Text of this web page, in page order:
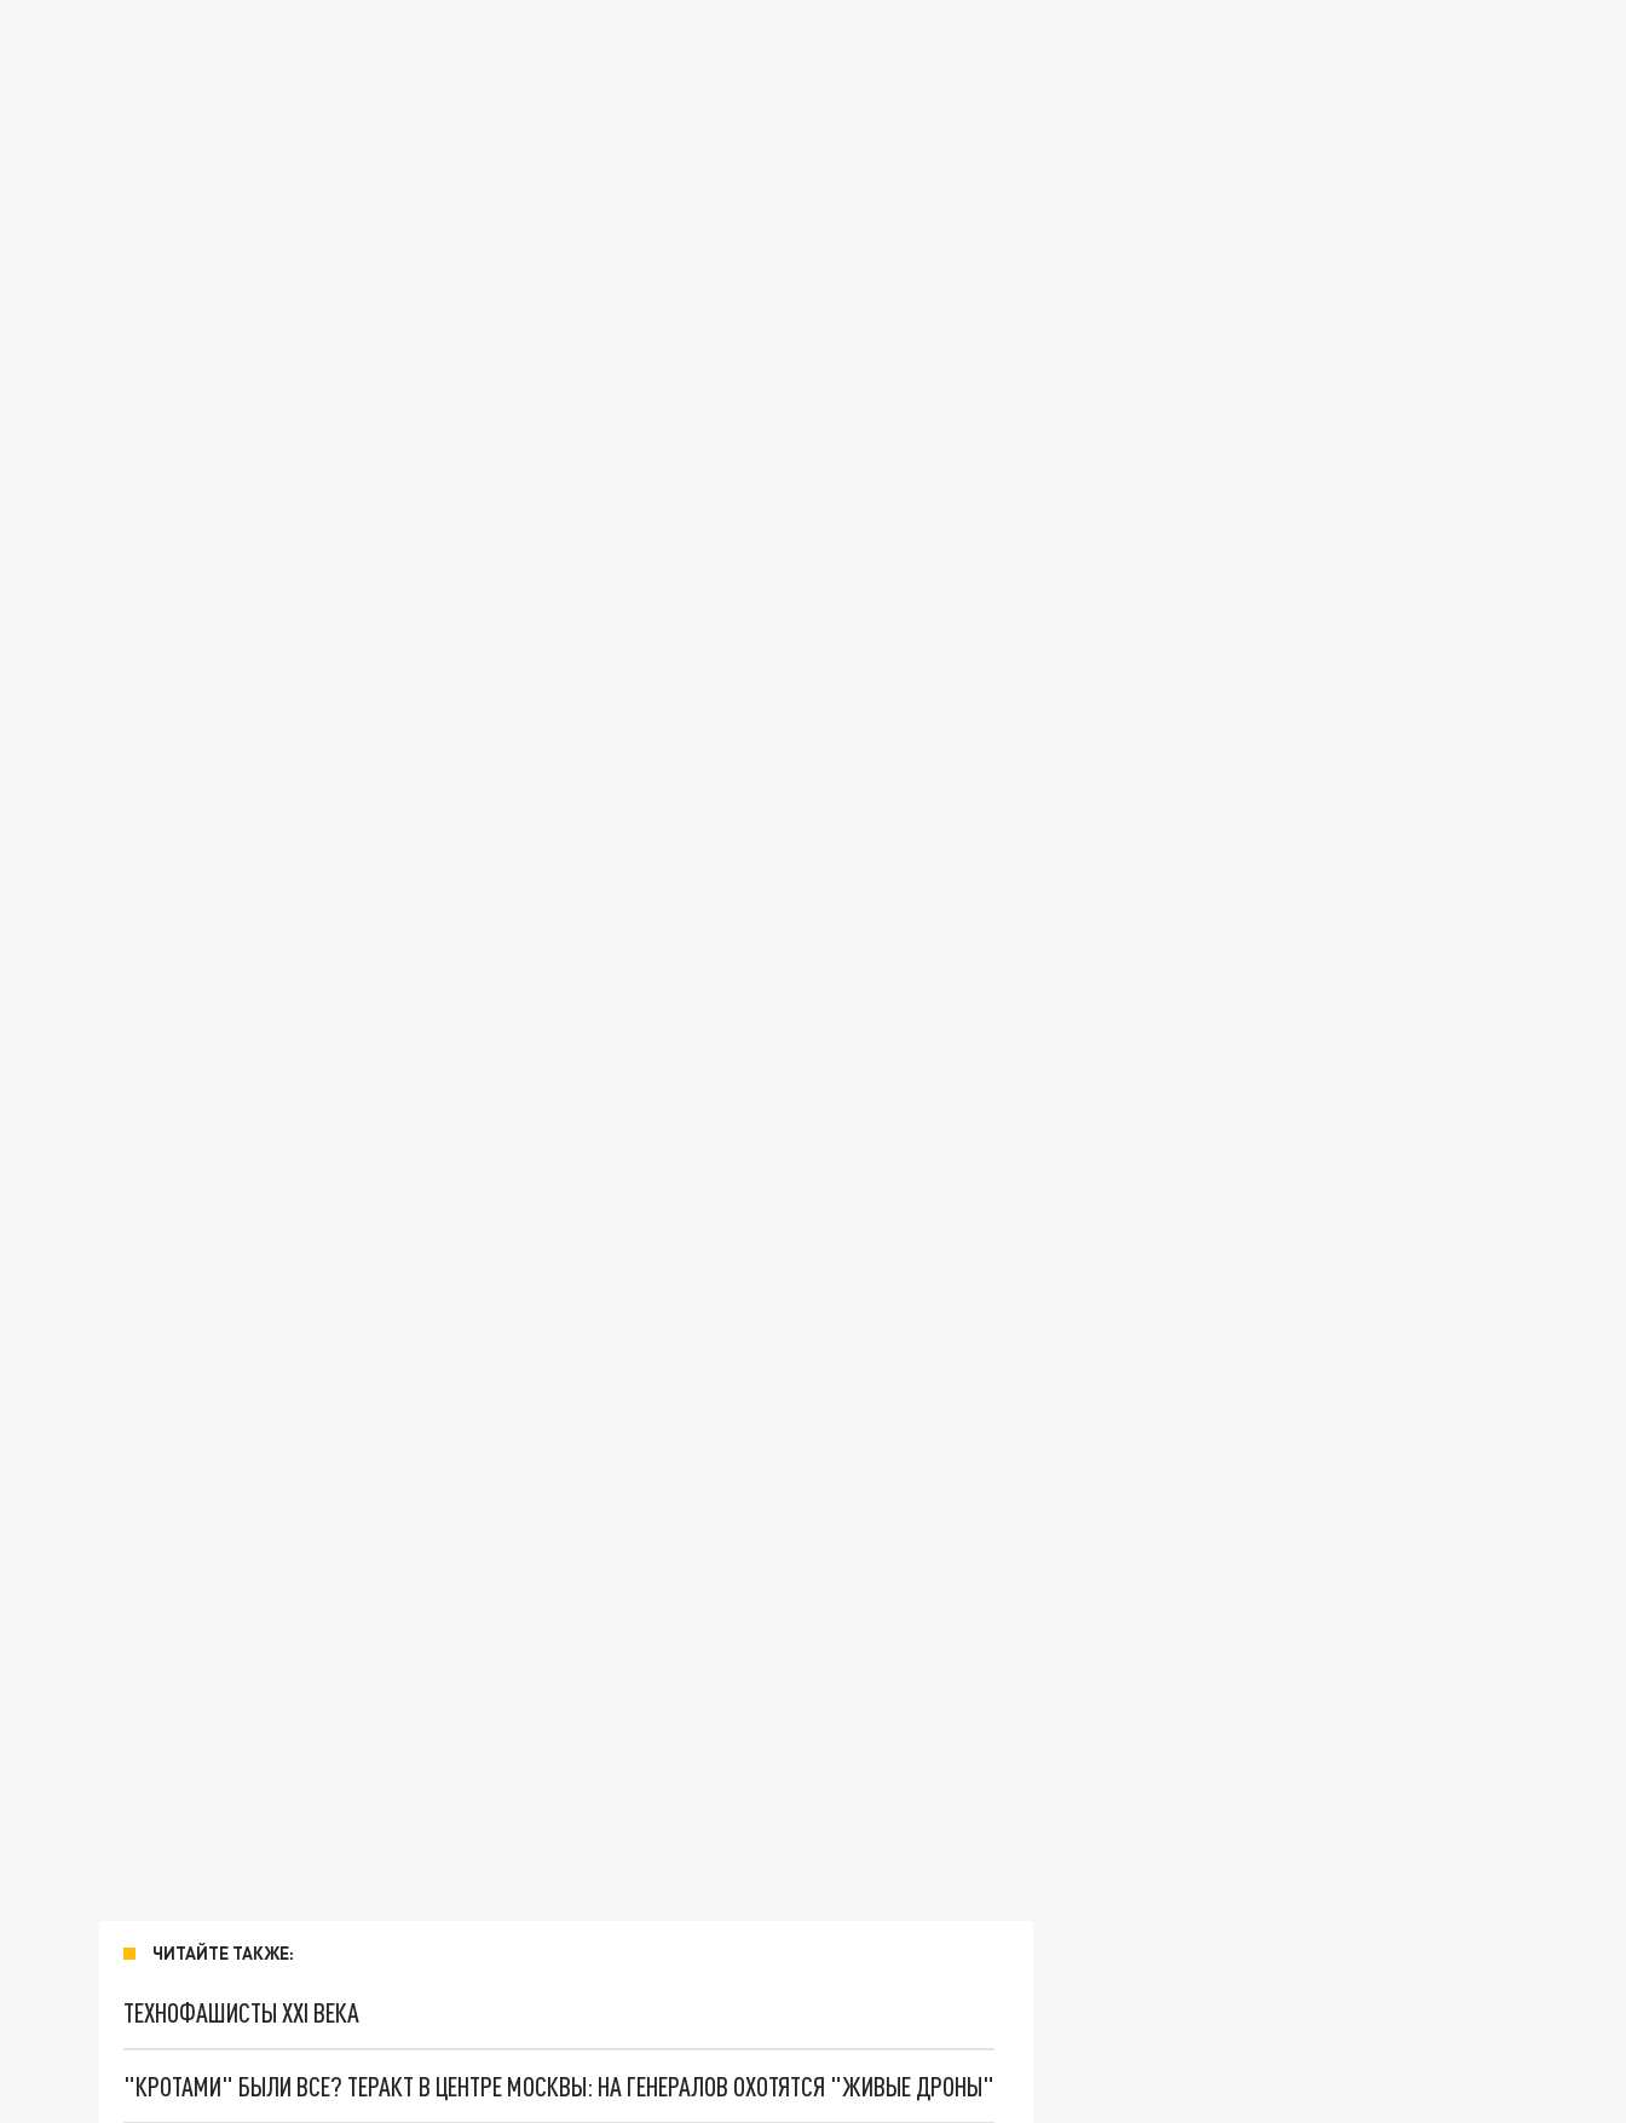
ЧИТАЙТЕ ТАКЖЕ:
ТЕХНОФАШИСТЫ XXI ВЕКА
"КРОТАМИ" БЫЛИ ВСЕ? ТЕРАКТ В ЦЕНТРЕ МОСКВЫ: НА ГЕНЕРАЛОВ ОХОТЯТСЯ "ЖИВЫЕ ДРОНЫ"